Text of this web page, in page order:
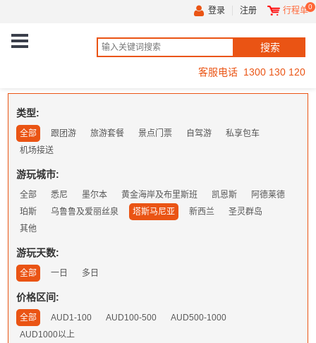
登录 注册 行程单0
客服电话 1300 130 120
类型:
全部 跟团游 旅游套餐 景点门票 自驾游
私享包车
机场接送
游玩城市:
全部 悉尼 墨尔本 黄金海岸及布里斯班 凯恩斯
阿德莱德
珀斯
乌鲁鲁及爱丽丝泉 塔斯马尼亚 新西兰
圣灵群岛
其他
游玩天数:
全部 一日 多日
价格区间:
全部 AUD1-100 AUD100-500
AUD500-1000
AUD1000以上